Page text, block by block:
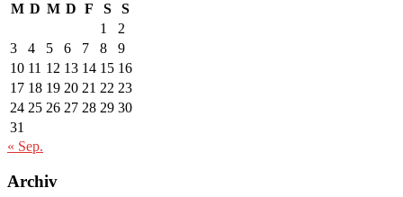
M D M D F S
S
1
2
3
4 5 6 7 8
9
10 11 12 13 14 15 16
17 18 19 20 21 22 23
24 25 26 27 28 29 30
31
« Sep.
Archiv